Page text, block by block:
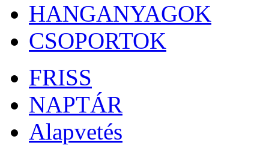
HANGANYAGOK
CSOPORTOK
FRISS
NAPTÁR
Alapvetés